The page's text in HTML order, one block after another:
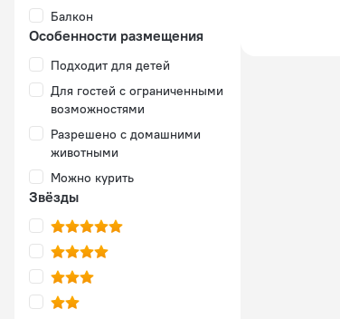
Балкон
Особенности размещения
Подходит для детей
Для гостей с ограниченными
возможностями
Разрешено с домашними
животными
Можно курить
Звёзды